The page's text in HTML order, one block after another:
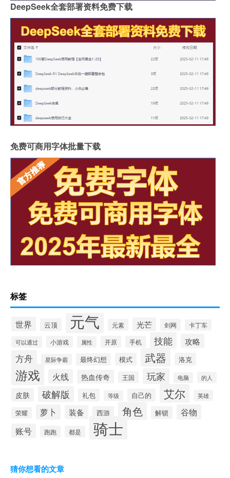
DeepSeek全套部署资料免费下载
免费可商用字体批量下载
标签
世界 云顶 元气 元素 光芒 剑网 卡丁车
可以通过 小游戏 属性 开原 手机 技能 攻略
方舟 星际争霸 最终幻想 模式 武器 洛克
游戏 火线 热血传奇 王国 玩家 电脑 的人
皮肤 破解版 礼包 等级 自己的 艾尔 英雄
荣耀 萝卜 装备 西游 角色 解锁 谷物
账号 跑跑 都是 骑士
猜你想看的文章